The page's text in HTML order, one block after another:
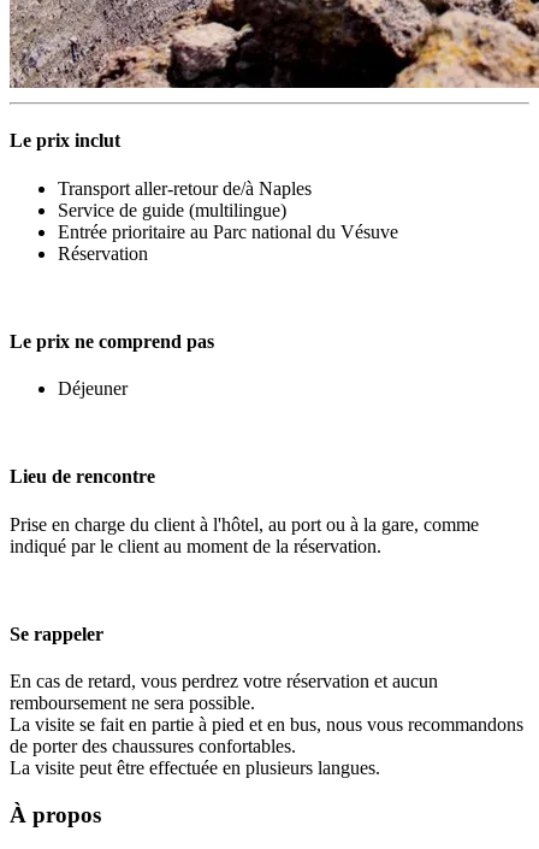
Le prix inclut
Transport aller-retour de/à Naples
Service de guide (multilingue)
Entrée prioritaire au Parc national du Vésuve
Réservation
Le prix ne comprend pas
Déjeuner
Lieu de rencontre
Prise en charge du client à l'hôtel, au port ou à la gare, comme
indiqué par le client au moment de la réservation.
Se rappeler
En cas de retard, vous perdrez votre réservation et aucun
remboursement ne sera possible.
La visite se fait en partie à pied et en bus, nous vous recommandons
de porter des chaussures confortables.
La visite peut être effectuée en plusieurs langues.
À propos